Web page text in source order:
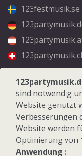
123festmusik.se
Folgen Sie uns
Facebook
Instagram
sind notwendig
Website genutzt
Verbesserungen
Website werden
Optimierung von
Anwendung :